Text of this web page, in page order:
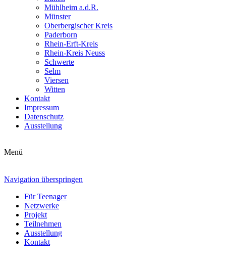
Mühlheim a.d.R.
Münster
Oberbergischer Kreis
Paderborn
Rhein-Erft-Kreis
Rhein-Kreis Neuss
Schwerte
Selm
Viersen
Witten
Kontakt
Impressum
Datenschutz
Ausstellung
Menü
Navigation überspringen
Für Teenager
Netzwerke
Projekt
Teilnehmen
Ausstellung
Kontakt